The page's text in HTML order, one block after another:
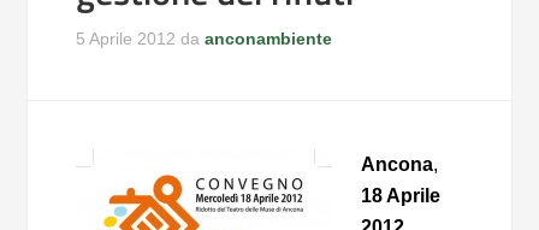
5 Aprile 2012 daanconambiente
Ancona,
18 Aprile